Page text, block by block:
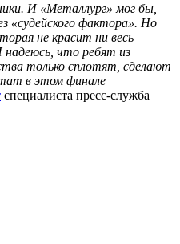
И «Металлург» мог бы,
«судейского фактора». Но
не красит ни весь
что ребят из
только сплотят, сделают
в этом финале
специалиста пресс-служба